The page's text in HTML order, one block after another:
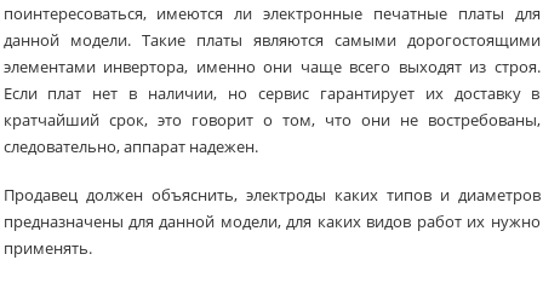
поинтересоваться, имеются ли электронные печатные платы для
данной модели. Такие платы являются самыми дорогостоящими
элементами инвертора, именно они чаще всего выходят из строя.
Если плат нет в наличии, но сервис гарантирует их доставку в
кратчайший срок, это говорит о том, что они не востребованы,
следовательно, аппарат надежен.
Продавец должен объяснить, электроды каких типов и диаметров
предназначены для данной модели, для каких видов работ их нужно
применять.